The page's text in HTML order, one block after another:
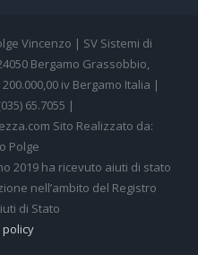
Vincenzo | SV Sistemi di
Bergamo Grassobbio,
iv Bergamo Italia |
65.7055 |
Sito Realizzato da:
Polge
2019 ha ricevuto aiuti di stato
nell’ambito del Registro
di Stato
policy